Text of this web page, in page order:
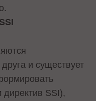
и существует
SSI),